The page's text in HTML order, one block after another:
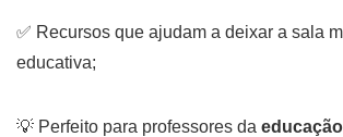
✅ Recursos que ajudam a deixar a sala
educativa;
💡 Perfeito para professores da